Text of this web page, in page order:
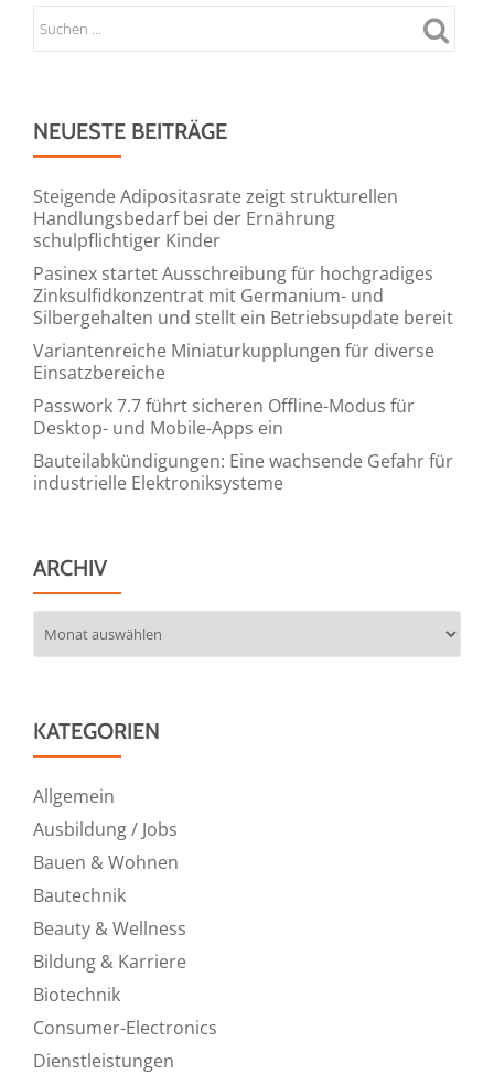
NEUESTE BEITRÄGE
Steigende Adipositasrate zeigt strukturellen
Handlungsbedarf bei der Ernährung
schulpflichtiger Kinder
Pasinex startet Ausschreibung für hochgradiges
Zinksulfidkonzentrat mit Germanium- und
Silbergehalten und stellt ein Betriebsupdate bereit
Variantenreiche Miniaturkupplungen für diverse
Einsatzbereiche
Passwork 7.7 führt sicheren Offline-Modus für
Desktop- und Mobile-Apps ein
Bauteilabkündigungen: Eine wachsende Gefahr für
industrielle Elektroniksysteme
ARCHIV
KATEGORIEN
Allgemein
Ausbildung / Jobs
Bauen & Wohnen
Bautechnik
Beauty & Wellness
Bildung & Karriere
Biotechnik
Consumer-Electronics
Dienstleistungen